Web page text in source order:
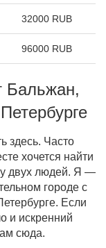
32000 RUB
96000 RUB
Бальжан,
здесь. Часто
хочется найти
двух людей. Я —
городе с
Если
и искренний
сюда.